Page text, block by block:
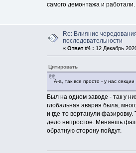
самого демонтажа и работали.
Re: Влияние
последовательности
« Ответ #4 : 12 Декабрь
Цитировать
А-а, так все просто - у нас
Был на одном заводе - так у
глобальная авария была,
и где-то вертанули
дело непростое. Меняешь
обратную сторону пойдут.